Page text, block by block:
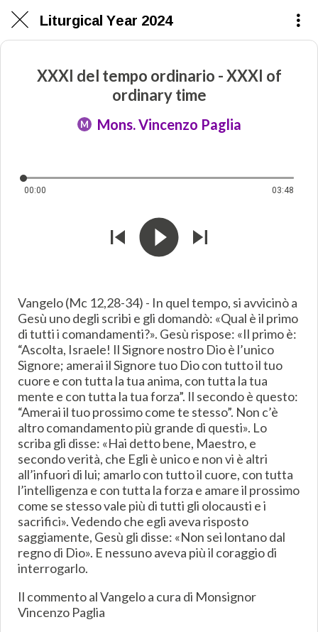
Liturgical Year 2024
XXXI del tempo ordinario - XXXI of
ordinary time
M Mons. Vincenzo Paglia
00:00 03:48
Vangelo (Mc 12,28-34) - In quel tempo, si avvicinò a
Gesù uno degli scribi e gli domandò: «Qual è il primo
di tutti i comandamenti?». Gesù rispose: «Il primo è:
“Ascolta, Israele! Il Signore nostro Dio è l’unico
Signore; amerai il Signore tuo Dio con tutto il tuo
cuore e con tutta la tua anima, con tutta la tua
mente e con tutta la tua forza”. Il secondo è questo:
“Amerai il tuo prossimo come te stesso”. Non c’è
altro comandamento più grande di questi». Lo
scriba gli disse: «Hai detto bene, Maestro, e
secondo verità, che Egli è unico e non vi è altri
all’infuori di lui; amarlo con tutto il cuore, con tutta
l’intelligenza e con tutta la forza e amare il prossimo
come se stesso vale più di tutti gli olocausti e i
sacrifici». Vedendo che egli aveva risposto
saggiamente, Gesù gli disse: «Non sei lontano dal
regno di Dio». E nessuno aveva più il coraggio di
interrogarlo.
Il commento al Vangelo a cura di Monsignor
Vincenzo Paglia